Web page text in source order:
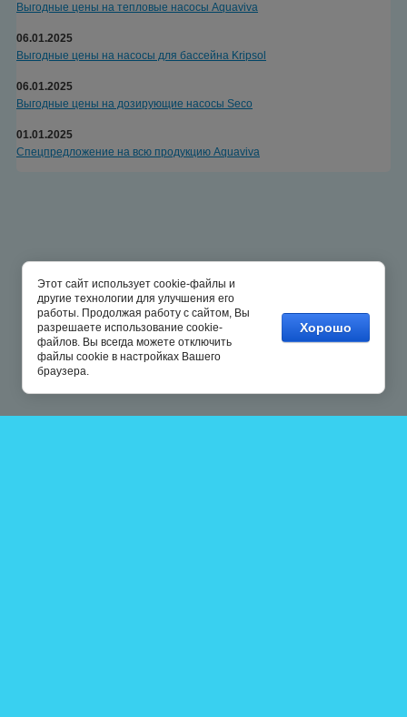
Выгодные цены на тепловые насосы Aquaviva
06.01.2025
Выгодные цены на насосы для бассейна Kripsol
06.01.2025
Выгодные цены на дозирующие насосы Seco
01.01.2025
Спецпредложение на всю продукцию Aquaviva
Этот сайт использует cookie-файлы и
другие технологии для улучшения его
работы. Продолжая работу с сайтом, Вы
разрешаете использование cookie-
файлов. Вы всегда можете отключить
файлы cookie в настройках Вашего
браузера.
Хорошо